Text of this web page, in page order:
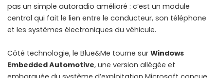
pas un simple autoradio amélioré : c’est un module
central qui fait le lien entre le conducteur, son téléphone
et les systèmes électroniques du véhicule.
Côté technologie, le Blue&Me tourne sur Windows
Embedded Automotive, une version allégée et